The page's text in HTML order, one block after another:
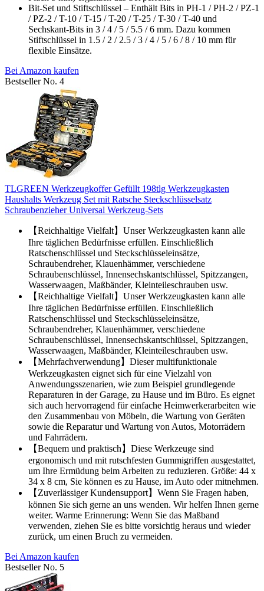
Bit-Set und Stiftschlüssel – Enthält Bits in PH-1 / PH-2 / PZ-1
/ PZ-2 / T-10 / T-15 / T-20 / T-25 / T-30 / T-40 und
Sechskant-Bits in 3 / 4 / 5 / 5.5 / 6 mm. Dazu kommen
Stiftschlüssel in 1.5 / 2 / 2.5 / 3 / 4 / 5 / 6 / 8 / 10 mm für
flexible Einsätze.
Bei Amazon kaufen
Bestseller No. 4
TLGREEN Werkzeugkoffer Gefüllt 198tlg Werkzeugkasten
Haushalts Werkzeug Set mit Ratsche Steckschlüsselsatz
Schraubenzieher Universal Werkzeug-Sets
【Reichhaltige Vielfalt】Unser Werkzeugkasten kann alle
Ihre täglichen Bedürfnisse erfüllen. Einschließlich
Ratschenschlüssel und Steckschlüsseleinsätze,
Schraubendreher, Klauenhämmer, verschiedene
Schraubenschlüssel, Innensechskantschlüssel, Spitzzangen,
Wasserwaagen, Maßbänder, Kleinteileschrauben usw.
【Reichhaltige Vielfalt】Unser Werkzeugkasten kann alle
Ihre täglichen Bedürfnisse erfüllen. Einschließlich
Ratschenschlüssel und Steckschlüsseleinsätze,
Schraubendreher, Klauenhämmer, verschiedene
Schraubenschlüssel, Innensechskantschlüssel, Spitzzangen,
Wasserwaagen, Maßbänder, Kleinteileschrauben usw.
【Mehrfachverwendung】Dieser multifunktionale
Werkzeugkasten eignet sich für eine Vielzahl von
Anwendungsszenarien, wie zum Beispiel grundlegende
Reparaturen in der Garage, zu Hause und im Büro. Es eignet
sich auch hervorragend für einfache Heimwerkerarbeiten wie
den Zusammenbau von Möbeln, die Wartung von Geräten
sowie die Reparatur und Wartung von Autos, Motorrädern
und Fahrrädern.
【Bequem und praktisch】Diese Werkzeuge sind
ergonomisch und mit rutschfesten Gummigriffen ausgestattet,
um Ihre Ermüdung beim Arbeiten zu reduzieren. Größe: 44 x
34 x 8 cm, Sie können es zu Hause, im Auto oder mitnehmen.
【Zuverlässiger Kundensupport】Wenn Sie Fragen haben,
können Sie sich gerne an uns wenden. Wir helfen Ihnen gerne
weiter. Warme Erinnerung: Wenn Sie das Maßband
verwenden, ziehen Sie es bitte vorsichtig heraus und wieder
zurück, um einen Bruch zu vermeiden.
Bei Amazon kaufen
Bestseller No. 5